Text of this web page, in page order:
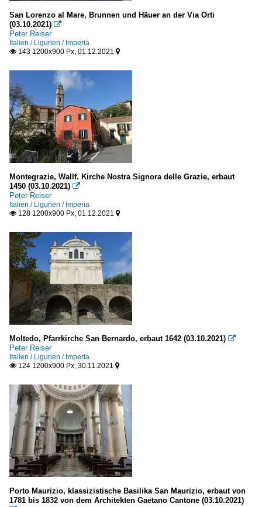
San Lorenzo al Mare, Brunnen und Häuer an der Via Orti
(03.10.2021) 
Peter Reiser
Italien / Ligurien / Imperia
 143 1200x900 Px, 01.12.2021 
Montegrazie, Wallf. Kirche Nostra Signora delle Grazie, erbaut
1450 (03.10.2021) 
Peter Reiser
Italien / Ligurien / Imperia
 128 1200x900 Px, 01.12.2021 
Moltedo, Pfarrkirche San Bernardo, erbaut 1642 (03.10.2021) 
Peter Reiser
Italien / Ligurien / Imperia
 124 1200x900 Px, 30.11.2021 
Porto Maurizio, klassizistische Basilika San Maurizio, erbaut von
1781 bis 1832 von dem Architekten Gaetano Cantone (03.10.2021)